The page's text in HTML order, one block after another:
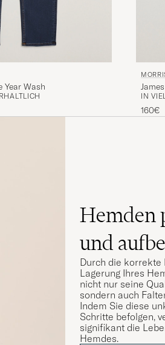
Year Wash
IN
160€
Hemden
und
Durch die korrekte
Lagerung Ihres
nicht nur seine
sondern auch
Indem Sie diese
Schritte befolgen,
signifikant die
Hemdes.